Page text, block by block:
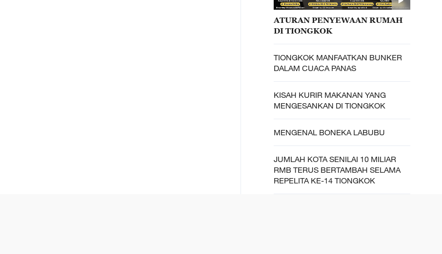
ATURAN PENYEWAAN RUMAH
DI TIONGKOK
TIONGKOK MANFAATKAN BUNKER
DALAM CUACA PANAS
KISAH KURIR MAKANAN YANG
MENGESANKAN DI TIONGKOK
MENGENAL BONEKA LABUBU
JUMLAH KOTA SENILAI 10 MILIAR
RMB TERUS BERTAMBAH SELAMA
REPELITA KE-14 TIONGKOK